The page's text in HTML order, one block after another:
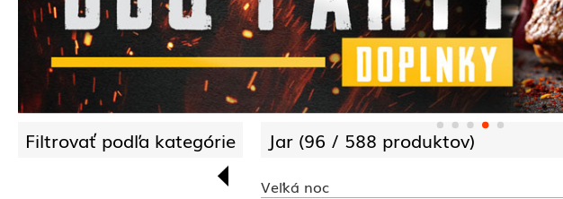
Filtrovať podľa kategórie Jar (96 / 588 produktov)
Veľká noc